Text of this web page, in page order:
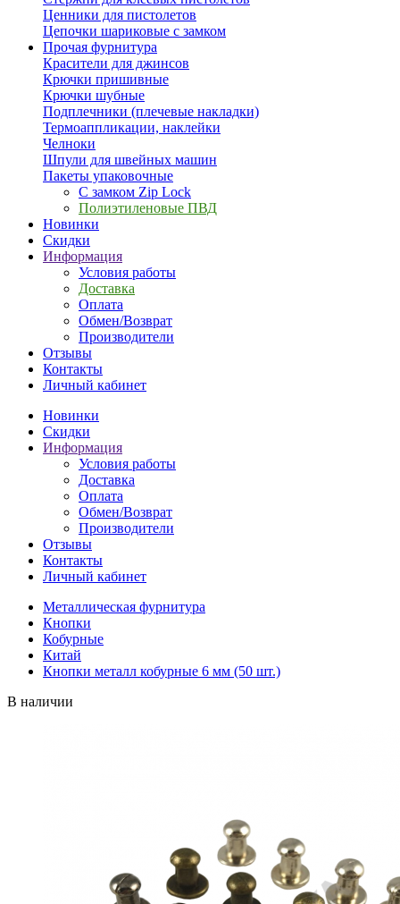
Ценники для пистолетов
Цепочки шариковые с замком
Прочая фурнитура
Красители для джинсов
Крючки пришивные
Крючки шубные
Подплечники (плечевые накладки)
Термоаппликации, наклейки
Челноки
Шпули для швейных машин
Пакеты упаковочные
С замком Zip Lock
Полиэтиленовые ПВД
Новинки
Скидки
Информация
Условия работы
Доставка
Оплата
Обмен/Возврат
Производители
Отзывы
Контакты
Личный кабинет
Новинки
Скидки
Информация
Условия работы
Доставка
Оплата
Обмен/Возврат
Производители
Отзывы
Контакты
Личный кабинет
Металлическая фурнитура
Кнопки
Кобурные
Китай
Кнопки металл кобурные 6 мм (50 шт.)
В наличии